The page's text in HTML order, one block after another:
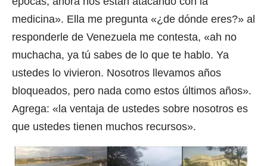
medicina». Ella me pregunta «¿de dónde eres?» al
responderle de Venezuela me contesta, «ah no
muchacha, ya tú sabes de lo que te hablo. Ya
ustedes lo vivieron. Nosotros llevamos años
bloqueados, pero nada como estos últimos años».
Agrega: «la ventaja de ustedes sobre nosotros es
que ustedes tienen muchos recursos».